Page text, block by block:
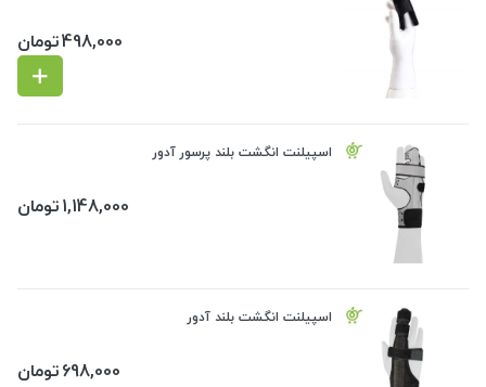
498,000تومان
اسپیلنت انگشت بلند پرسور آدور
1,148,000تومان
اسپیلنت انگشت بلند آدور
698,000تومان